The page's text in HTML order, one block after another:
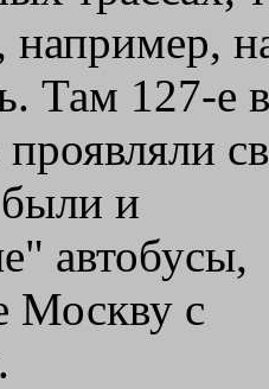
например,
Там 127-е в
и
автобусы,
Москву с